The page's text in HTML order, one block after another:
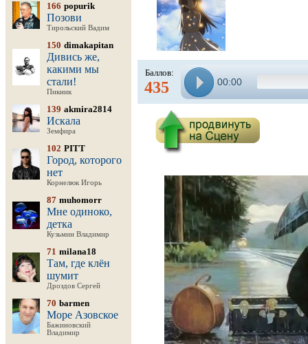
166 popurik
Позови
Тирольский Вадим
150 dimakapitan
Дивись же,
какими мы
стали!
Пикник
139 akmira2814
Искала
Земфира
102 PITT
Город, которого
нет
Корнелюк Игорь
87 muhomorr
Мне одиноко,
детка
Кузьмин Владимир
71 milana18
Там, где клён
шумит
Дроздов Сергей
70 barmen
Море Азовское
Бажиновский
Владимир
Баллов:
435 00:00